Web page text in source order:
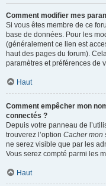
Comment modifier mes
Si vous êtes membre de ce
base de données. Pour les
(généralement ce lien est
haut des pages du forum).
paramètres et préférences de
Haut
Comment empêcher mon
connectés ?
Depuis votre panneau de
trouverez l’option Cacher mon
ne serez visible que par les
Vous serez compté parmi les
Haut